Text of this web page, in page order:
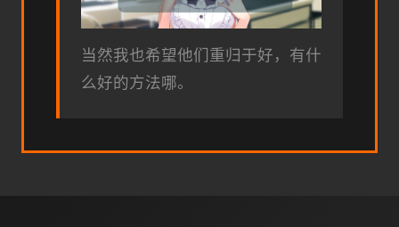
当然我也希望他们重归于好，有什
么好的方法哪。